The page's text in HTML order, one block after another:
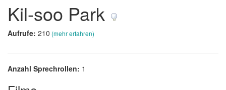
Kil-soo Park
Aufrufe: 210 (mehr erfahren)
Anzahl Sprechrollen: 1